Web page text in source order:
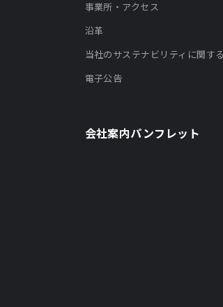
事業所・アクセス
沿革
当社のサステナビリティに関す
電子公告
会社案内パンフレット